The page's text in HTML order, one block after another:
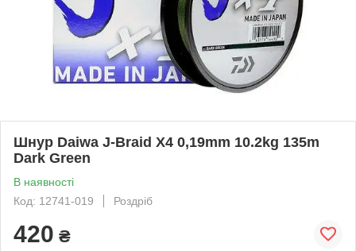
Шнур Daiwa J-Braid X4 0,19mm 10.2kg 135m
Dark Green
В наявності
Код: 12741-019
Роздріб
420 ₴